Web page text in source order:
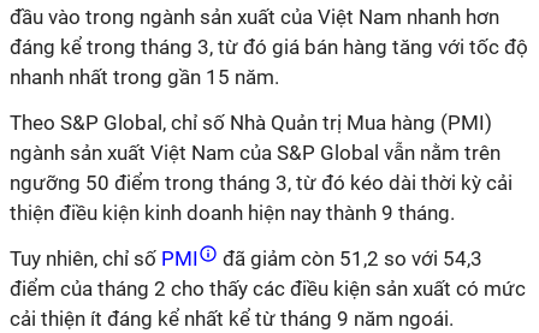
đầu vào trong ngành sản xuất của Việt Nam nhanh hơn
đáng kể trong tháng 3, từ đó giá bán hàng tăng với tốc độ
nhanh nhất trong gần 15 năm.
Theo S&P Global, chỉ số Nhà Quản trị Mua hàng (PMI)
ngành sản xuất Việt Nam của S&P Global vẫn nằm trên
ngưỡng 50 điểm trong tháng 3, từ đó kéo dài thời kỳ cải
thiện điều kiện kinh doanh hiện nay thành 9 tháng.
Tuy nhiên, chỉ số PMI
đã giảm còn 51,2 so với 54,3
điểm của tháng 2 cho thấy các điều kiện sản xuất có mức
cải thiện ít đáng kể nhất kể từ tháng 9 năm ngoái.